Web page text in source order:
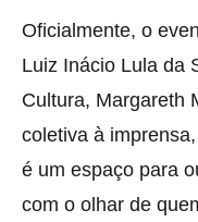
Oficialmente, o
Luiz Inácio Lula da
Cultura, Margareth
coletiva à
é um espaço para
com o olhar de